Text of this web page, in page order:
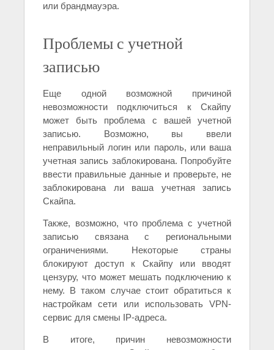
или брандмауэра.
Проблемы с учетной
записью
Еще одной возможной причиной
невозможности подключиться к Скайпу
может быть проблема с вашей учетной
записью. Возможно, вы ввели
неправильный логин или пароль, или ваша
учетная запись заблокирована. Попробуйте
ввести правильные данные и проверьте, не
заблокирована ли ваша учетная запись
Скайпа.
Также, возможно, что проблема с учетной
записью связана с региональными
ограничениями. Некоторые страны
блокируют доступ к Скайпу или вводят
цензуру, что может мешать подключению к
нему. В таком случае стоит обратиться к
настройкам сети или использовать VPN-
сервис для смены IP-адреса.
В итоге, причин невозможности